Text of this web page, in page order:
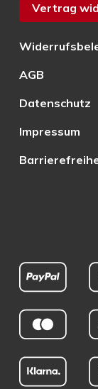
Vertrag
AGB
Datenschutz
Impressum